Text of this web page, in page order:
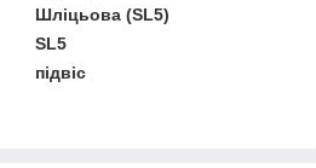
Шліцьова (SL5)
SL5
підвіс